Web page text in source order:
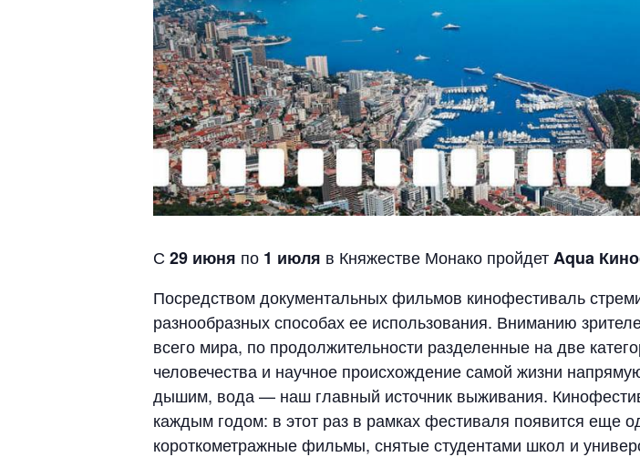
С 29 июня по 1 июля в Княжестве Монако пройдетAqua
Посредством документальных фильмов кинофестиваль
разнообразных способах ее использования. Вниманию
всего мира, по продолжительности разделенные на две
человечества и научное происхождение самой жизни
дышим, вода — наш главный источник выживания.
каждым годом: в этот раз в рамках фестиваля появится еще
короткометражные фильмы, снятые студентами школ и